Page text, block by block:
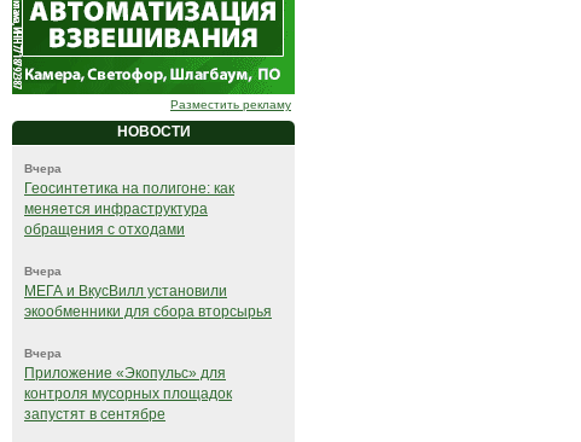
Разместить рекламу
НОВОСТИ
Вчера
Геосинтетика на полигоне: как
меняется инфраструктура
обращения с отходами
Вчера
МЕГА и ВкусВилл установили
экообменники для сбора вторсырья
Вчера
Приложение «Экопульс» для
контроля мусорных площадок
запустят в сентябре